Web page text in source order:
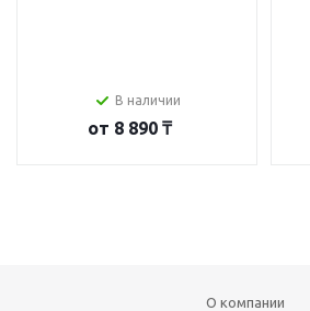
В наличии
от 8 890 ₸
О компании